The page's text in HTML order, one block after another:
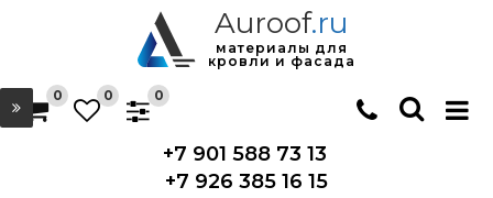
Auroof.ru
материалы для
кровли и фасада
+7 901 588 73 13
+7 926 385 16 15
0 0 0